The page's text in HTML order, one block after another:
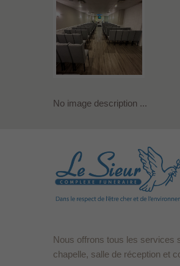
No image description ...
Nous offrons tous les services
chapelle, salle de réception et